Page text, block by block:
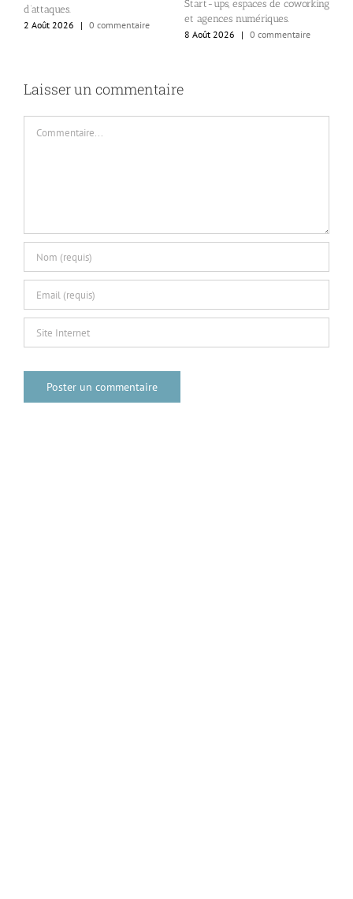
d’attaques.
2 Août 2026
| 0 commentaire
Start-ups, espaces de coworking
et agences numériques.
8 Août 2026
| 0 commentaire
Laisser un commentaire